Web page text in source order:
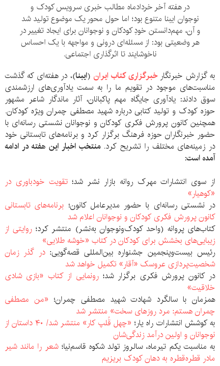
در هفته آخر خردادماه مطالب خبری سرویس کودک و
نوجوان ایبنا متنوع بود؛ اما حول محور یک موضوع تولید شد
و آن، مهم‌دانستن خودِ کودکان و نوجوانان برای ایجاد تغییر در
هر وضعیتی بود: از مسئله‌ای درونی و مواجهه با یک احساس
ناخوشایند تا اثرگذاری اجتماعی.
به گزارش خبرنگارخبرگزاری کتاب ایران(ایبنا)، در هفته‌ای که گذشت
مناسبت‌های موجود در تقویم ما را به سمت یادآوری‌های ارزشمندی
سوق دادند: یادآوری جایگاه مهم پاکبانان، آثار ماندگار شاعر مشهور
حوزه کودک و تولید کتابی درباره شهید مصطفی چمران ویژه کودکان.
همچنین کانون پرورش فکری کودکان و نوجوانان نشستی رسانه‌ای با
حضور خبرنگاران حوزه فرهنگ برگزار کرد و برنامه‌های تابستانی خود
در زمینه‌های مختلف را تشریح کرد.منتخب اخبار این هفته در ادامه
آمده است:
از سوی انتشارات مهرک روانه بازار نشر شد؛تقویت خودباوری در
«کوهیار»
در نشستی رسانه‌ای با حضور مدیرعامل کانون؛ برنامه‌های تابستانی
کانون پرورش فکری کودکان و نوجوانان اعلام شد
کتاب‌های پروانه (واحد کودک‌ونوجوان به‌نشر) منتشر کرد؛ روایتی از
زیبایی‌های بخشش برای کودکان در کتاب «خوشه طلایی»
رئیس بیست‌وپنجمین جشنواره بین‌المللی قصه‌گویی:در گذر زمان
شخصیت‌پردازی عروسک «آقار» تکمیل خواهد شد
در کانون پرورش فکری برگزار شد؛رونمایی از کتاب «بازی شادی
خلاقیت»
همزمان با سالگرد شهادت شهید مصطفی چمران؛ «من مصطفی
چمران هستم: مرد روزهای سخت» منتشر شد
به کوشش انتشارات راه یار؛
«چهل قُلپ کار» منتشر شد/ ۴۰ داستان از
نوجوانان و اولین درآمد زندگی‌شان
به مناسبت یکم تیرماه، سالروز تولد شکوه قاسم‌نیا؛شعر را مانند شیر
مادر قطره‌قطره به دهان کودک بریزیم